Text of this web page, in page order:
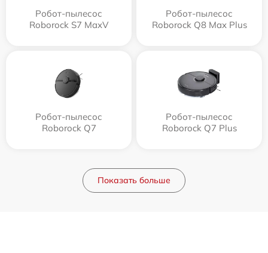
Робот-пылесос
Roborock S7 MaxV
Робот-пылесос
Roborock Q8 Max Plus
Робот-пылесос
Roborock Q7
Робот-пылесос
Roborock Q7 Plus
Показать больше